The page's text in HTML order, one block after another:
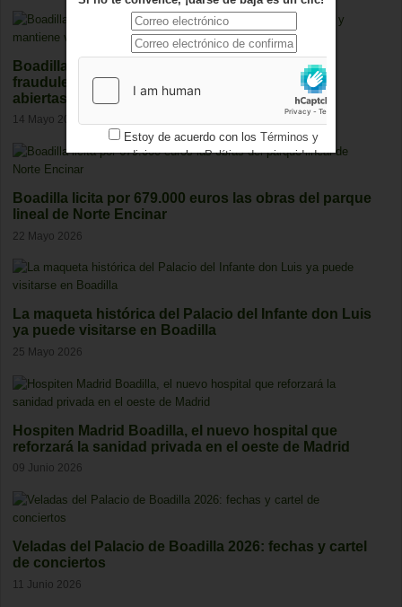
Boadilla detecta 25 casos de empadronamiento
fraudulento y mantiene varias investigaciones
abiertas
14 Mayo 2026
Boadilla licita por 679.000 euros las obras del parque
lineal de Norte Encinar
22 Mayo 2026
La maqueta histórica del Palacio del Infante don Luis
ya puede visitarse en Boadilla
25 Mayo 2026
Hospiten Madrid Boadilla, el nuevo hospital que
reforzará la sanidad privada en el oeste de Madrid
09 Junio 2026
Veladas del Palacio de Boadilla 2026: fechas y cartel
de conciertos
11 Junio 2026
Estoy de acuerdo con los Términos y
condicionesy losPolítica de privacidad